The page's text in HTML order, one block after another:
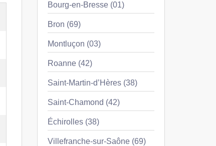
Bourg-en-Bresse (01)
Bron (69)
Montluçon (03)
Roanne (42)
Saint-Martin-d’Hères (38)
Saint-Chamond (42)
Échirolles (38)
Villefranche-sur-Saône (69)